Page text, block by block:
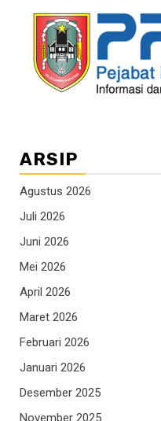
ARSIP
Agustus 2026
Juli 2026
Juni 2026
Mei 2026
April 2026
Maret 2026
Februari 2026
Januari 2026
Desember 2025
November 2025